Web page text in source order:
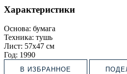
Характеристики
Основа: бумага
Техника: тушь
Лист: 57х47 см
Год: 1990
В ИЗБРАННОЕ